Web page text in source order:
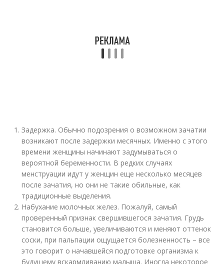
Задержка. Обычно подозрения о возможном зачатии
возникают после задержки месячных. Именно с этого
времени женщины начинают задумываться о
вероятной беременности. В редких случаях
менструации идут у женщин еще несколько месяцев
после зачатия, но они не такие обильные, как
традиционные выделения.
Набухание молочных желез. Пожалуй, самый
проверенный признак свершившегося зачатия. Грудь
становится больше, увеличиваются и меняют оттенок
соски, при пальпации ощущается болезненность – все
это говорит о начавшейся подготовке организма к
будущему вскармливанию малыша. Иногда некоторое